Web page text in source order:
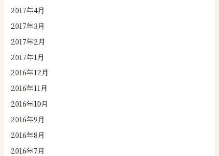
2017年4月
2017年3月
2017年2月
2017年1月
2016年12月
2016年11月
2016年10月
2016年9月
2016年8月
2016年7月